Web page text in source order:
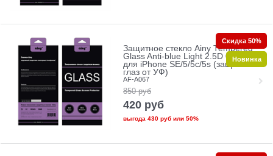
Защитное стекло Ainy Tempered
Glass Anti-blue Light 2.5D 0.33mm
для iPhone SE/5/5c/5s (защита
глаз от УФ)
AF-A067
850 руб
420 руб
выгода 430 рубили 50%
Скидка 50%
Новинка